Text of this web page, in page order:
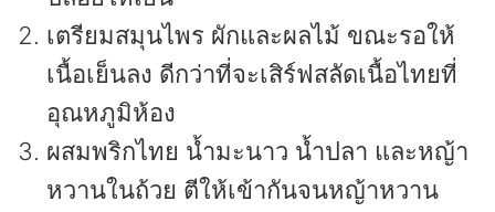
เตรียมสมุนไพร ผักและผลไม้ ขณะรอให้
เนื้อเย็นลง ดีกว่าที่จะเสิร์ฟสลัดเนื้อไทยที่
อุณหภูมิห้อง
ผสมพริกไทย น้ำมะนาว น้ำปลา และหญ้า
หวานในถ้วย ตีให้เข้ากันจนหญ้าหวาน